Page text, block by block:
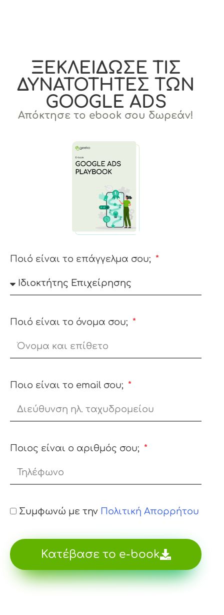
ΞΕΚΛΕΙΔΩΣΕ ΤΙΣ
ΔΥΝΑΤΟΤΗΤΕΣ ΤΩΝ
GOOGLE ADS
Απόκτησε το ebook σου δωρεάν!
Ποιό είναι το επάγγελμα σου;
Ποιό είναι το όνομα σου;
Ποιο είναι το email σου;
Ποιος είναι ο αριθμός σου;
Συμφωνώ με την Πολιτική Απορρήτου
Κατέβασε το e-book